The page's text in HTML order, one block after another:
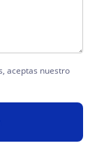
aceptas nuestro